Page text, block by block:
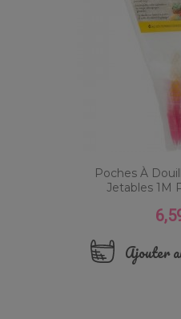
Poches À
Jetables 1M
Prix
Ajouter